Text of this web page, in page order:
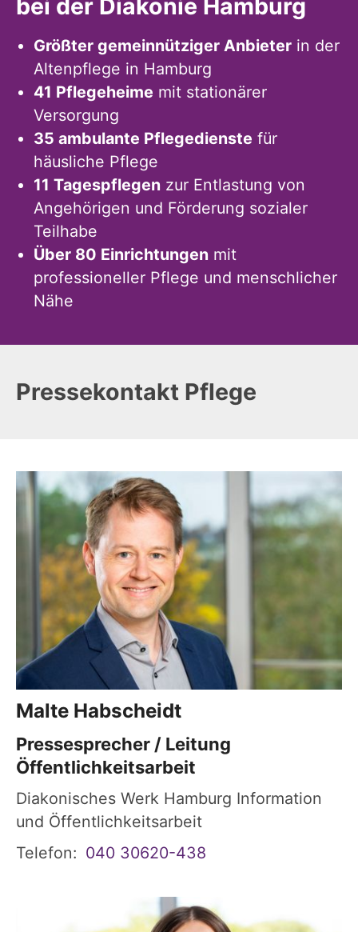
bei der Diakonie Hamburg
Größter gemeinnütziger Anbieter in der
Altenpflege in Hamburg
41 Pflegeheime mit stationärer
Versorgung
35 ambulante Pflegedienste für
häusliche Pflege
11 Tagespflegen zur Entlastung von
Angehörigen und Förderung sozialer
Teilhabe
Über 80 Einrichtungen mit
professioneller Pflege und menschlicher
Nähe
Pressekontakt Pflege
Malte Habscheidt
Pressesprecher / Leitung
Öffentlichkeitsarbeit
Diakonisches Werk Hamburg Information
und Öffentlichkeitsarbeit
Telefon: 040 30620-438